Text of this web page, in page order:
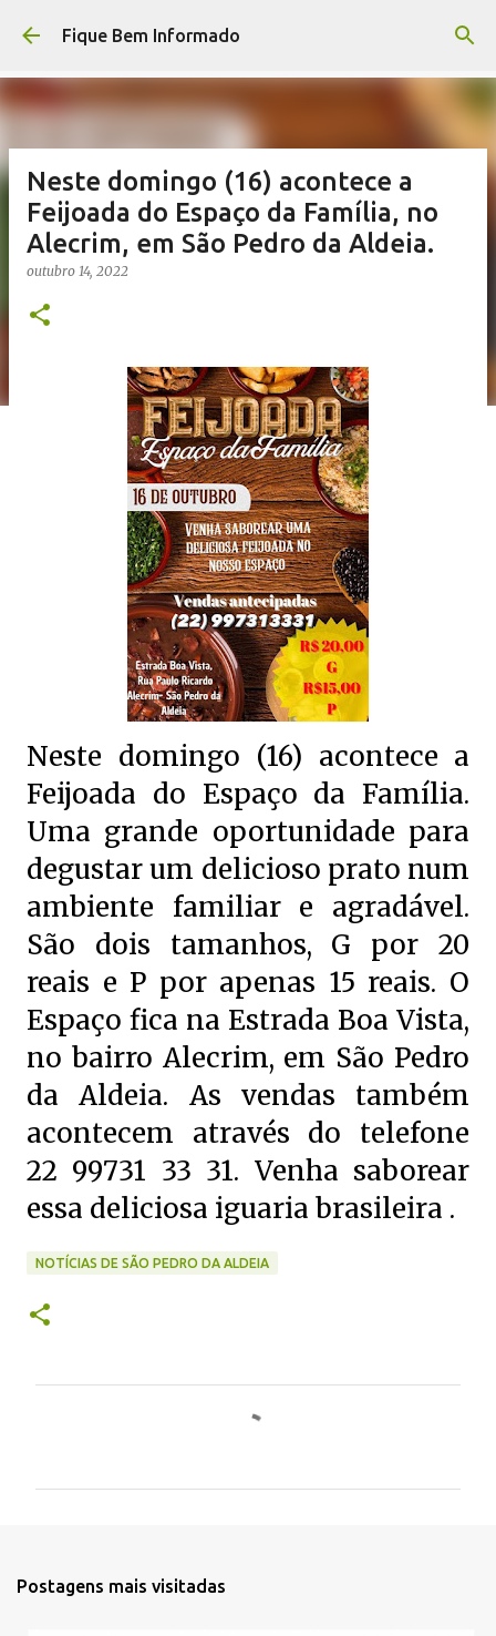
Pular para o conteúdo principal
Fique Bem Informado
Neste domingo (16) acontece a
Feijoada do Espaço da Família, no
Alecrim, em São Pedro da Aldeia.
outubro 14, 2022
Neste domingo (16) acontece a
Feijoada do Espaço da Família.
Uma grande oportunidade para
degustar um delicioso prato num
ambiente familiar e agradável.
São dois tamanhos, G por 20
reais e P por apenas 15 reais. O
Espaço fica na Estrada Boa Vista,
no bairro Alecrim, em São Pedro
da Aldeia. As vendas também
acontecem através do telefone
22 99731 33 31. Venha saborear
essa deliciosa iguaria brasileira .
NOTÍCIAS DE SÃO PEDRO DA ALDEIA
Postagens mais visitadas